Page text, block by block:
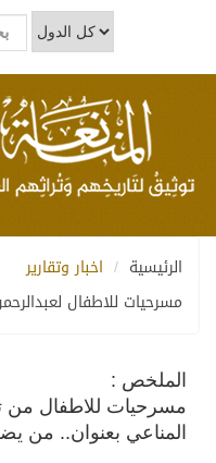
الرئيسية
اخبار وتقارير
مسرحيات للاطفال
الملخص :
مسرحيات للاطفال من
المناعي بعنوان.. من